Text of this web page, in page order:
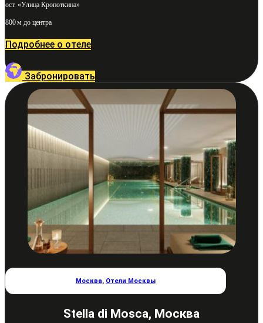
ост. «Улица Кропоткина»
800 м до центра
Подробнее о отеле
Забронировать
Москва, Отели Москвы
Stella di Mosca, Москва